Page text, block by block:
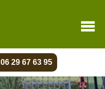
06 29 67 63 95